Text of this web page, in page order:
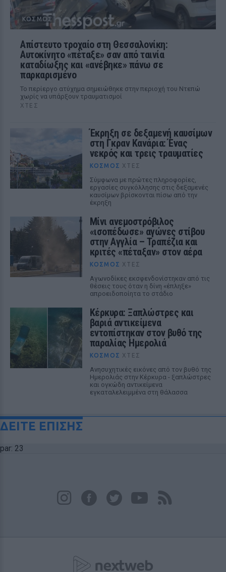
ΚΌΣΜΟΣ
Απίστευτο τροχαίο στη Θεσσαλονίκη:
Αυτοκίνητο «πέταξε» σαν από ταινία
καταδίωξης και «ανέβηκε» πάνω σε
παρκαρισμένο
Το περίεργο ατύχημα σημειώθηκε στην περιοχή του Ντεπώ
χωρίς να υπάρξουν τραυματισμοί
ΧΤΕΣ
Έκρηξη σε δεξαμενή καυσίμων
στη Γκραν Κανάρια: Ένας
νεκρός και τρεις τραυματίες
ΚΌΣΜΟΣ ΧΤΕΣ
Σύμφωνα με πρώτες πληροφορίες,
εργασίες συγκόλλησης στις δεξαμενές
καυσίμων βρίσκονται πίσω από την
έκρηξη
Μίνι ανεμοστρόβιλος
«ισοπέδωσε» αγώνες στίβου
στην Αγγλία – Τραπέζια και
κριτές «πέταξαν» στον αέρα
ΚΌΣΜΟΣ ΧΤΕΣ
Αγωνοδίκες εκσφενδονίστηκαν από τις
θέσεις τους όταν η δίνη «έπληξε»
απροειδοποίητα το στάδιο
Κέρκυρα: Ξαπλώστρες και
βαριά αντικείμενα
εντοπίστηκαν στον βυθό της
παραλίας Ημερολιά
ΚΌΣΜΟΣ ΧΤΕΣ
Ανησυχητικές εικόνες από τον βυθό της
Ημερολιάς στην Κέρκυρα - ξαπλώστρες
και ογκώδη αντικείμενα
εγκαταλελειμμένα στη θάλασσα
ΔΕΙΤΕ ΕΠΙΣΗΣ
par: 23